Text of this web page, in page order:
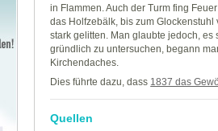
in Flammen. Auch der Turm fing
das Holfzebälk, bis zum
stark gelitten. Man glaubte jedoch,
gründlich zu untersuchen, begann
Kirchendaches.
Dies führte dazu, dass 1837 das
Quellen